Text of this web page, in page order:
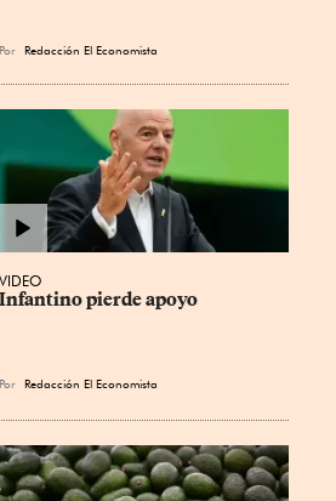
Por Redacción El Economista
VIDEO
Infantino pierde apoyo
Por Redacción El Economista